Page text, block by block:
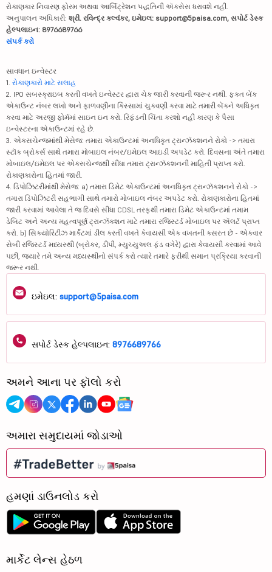
રોકાણકાર નિવારણ ફોરમ અથવા આર્બિટ્રેશન પદ્ધતિની ઍક્સેસ ધરાવશે નહીં.
અનુપાલન અધિકારી: શ્રી. રવિન્દ્ર કલ્વંકર, ઇમેઇલ: support@5paisa.com, સપોર્ટ ડેસ્ક
હેલ્પલાઇન: 8976689766
સંપર્ક કરો
સાવધાન ઇન્વેસ્ટર
1. રોકાણકારો માટે સલાહ
2. IPO સબસ્ક્રાઇબ કરતી વખતે ઇન્વેસ્ટર દ્વારા ચેક જારી કરવાની જરૂર નથી. ફક્ત બેંક
એકાઉન્ટ નંબર લખો અને ફાળવણીના કિસ્સામાં ચુકવણી કરવા માટે તમારી બેંકને અધિકૃત
કરવા માટે અરજી ફોર્મમાં સાઇન ઇન કરો. રિફંડની ચિંતા કરશો નહીં કારણ કે પૈસા
ઇન્વેસ્ટરના એકાઉન્ટમાં રહે છે.
3. એક્સચેન્જમાંથી મેસેજ: તમારા એકાઉન્ટમાં અનધિકૃત ટ્રાન્ઝૅક્શનને રોકો -> તમારા
સ્ટૉક બ્રોકર્સ સાથે તમારા મોબાઇલ નંબર/ઇમેઇલ આઇડી અપડેટ કરો. દિવસના અંતે તમારા
મોબાઇલ/ઇમેઇલ પર એક્સચેન્જથી સીધા તમારા ટ્રાન્ઝૅક્શનની માહિતી પ્રાપ્ત કરો.
રોકાણકારોના હિતમાં જારી.
4. ડિપોઝિટરીમાંથી મેસેજ: a) તમારા ડિમેટ એકાઉન્ટમાં અનધિકૃત ટ્રાન્ઝૅક્શનને રોકો ->
તમારા ડિપોઝિટરી સહભાગી સાથે તમારો મોબાઇલ નંબર અપડેટ કરો. રોકાણકારોના હિતમાં
જારી કરવામાં આવેલા તે જ દિવસે સીધા CDSL તરફથી તમારા ડિમેટ એકાઉન્ટમાં તમામ
ડેબિટ અને અન્ય મહત્વપૂર્ણ ટ્રાન્ઝૅક્શન માટે તમારા રજિસ્ટર્ડ મોબાઇલ પર ઍલર્ટ પ્રાપ્ત
કરો. b) સિક્યોરિટીઝ માર્કેટમાં ડીલ કરતી વખતે કેવાયસી એક વખતની કસરત છે - એકવાર
સેબી રજિસ્ટર્ડ મધ્યસ્થી (બ્રોકર, ડીપી, મ્યુચ્યુઅલ ફંડ વગેરે) દ્વારા કેવાયસી કરવામાં આવે
પછી, જ્યારે તમે અન્ય મધ્યસ્થીનો સંપર્ક કરો ત્યારે તમારે ફરીથી સમાન પ્રક્રિયા કરવાની
જરૂર નથી.
ઇમેઇલ: support@5paisa.com
સપોર્ટ ડેસ્ક હેલ્પલાઇન: 8976689766
અમને આના પર ફૉલો કરો
અમારા સમુદાયમાં જોડાઓ
હમણાં ડાઉનલોડ કરો
માર્કેટ લેન્સ હેઠળ